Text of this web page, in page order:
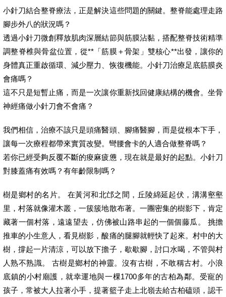
小針刀結合整脊療法，正是解決這些問題的關鍵。整脊能處理走路
腳步外八的狀況嗎？
透過小針刀微創釋放肌肉深層結節與筋膜沾黏，搭配整脊技術精準
調整脊椎與骨盆位置，從**「筋膜＋骨架」雙核心**出發，讓你的
身體真正重啟循環、減少壓力、恢復機能。小針刀治療足底筋膜炎
會痛嗎？
這不只是短暫止痛，而是一次讓你重新找回健康結構的機會。坐骨
神經痛做小針刀會不會痛？
我們相信，治療不該只是頭痛醫頭、腳痛醫腳，而是從根本下手，
讓每一次療程都帶來實質改變。彎腰會卡的人適合做整脊嗎？
若你已經受夠反覆不斷的痠麻疲憊，現在就是最好的起點。小針刀
對膝蓋痛有效嗎？有年齡限制嗎？
樹是鄉村的名片。 在黃河和北邙之間，丘陵綿延起伏，溝溝壑壑
里，村落就像灌木叢，一簇簇地散布著。一團密集的樹影下，肯定
藏著一個村落，遠遠望去，仿佛被山路串起的一個個藤瓜。 挑擔
推車的小生意人，看見樹影，酸痛的腿腳就輕快了起來。村中的大
樹，撐起一片清涼，可以放下擔子，歇歇腳，討口水喝，不管與村
人熟不熟識。 古樹是鄉村的神靈。沒有古樹，不敢稱古村。小浪
底鎮的小村廟護，就幸運地與一棵1700多年的古柏為鄰。受寵的
孩子，常被大人拉著小手，提著籃子走上北嶺去給古柏磕頭，認干